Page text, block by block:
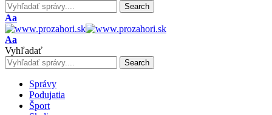
Font
Resizer
Aa
Font
Resizer
Aa
Vyhľadať
Správy
Podujatia
Šport